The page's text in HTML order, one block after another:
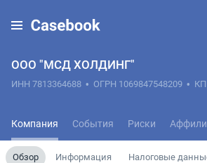
ООО "МСД ХОЛДИНГ"
ИНН 7813364688 • ОГРН 1069847548209 •
Компания События Риски
Обзор Информация Налоговые